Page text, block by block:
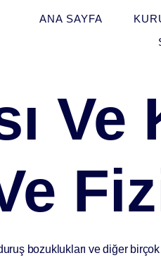
ANA SAYFA
bozuklukları ve diğer